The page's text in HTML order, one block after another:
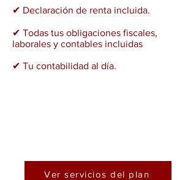
✔ Declaración de renta incluida.
✔ Todas tus obligaciones fiscales,
laborales y contables incluidas
✔ Tu contabilidad al día.
Ver servicios del plan